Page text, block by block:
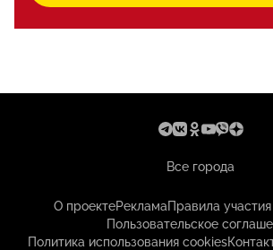
Все города
О проектеРекламаПравила
Пользовательское
Политика использования cookies